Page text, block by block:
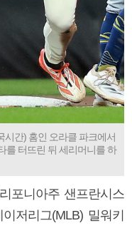
시간) 홈인 오라클 파크에서
를 터뜨린 뒤 세리머니를 하
포니아주 샌프란시스
저리그(MLB) 밀워키